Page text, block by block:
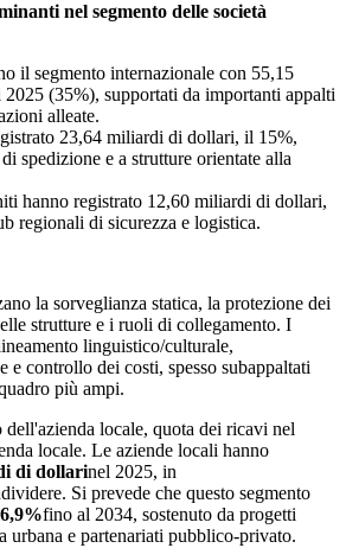
nel segmento delle società
il segmento internazionale con 55,15
(35%), supportati da importanti appalti
alleate.
23,64 miliardi di dollari, il 15%,
spedizione e a strutture orientate alla
hanno registrato 12,60 miliardi di dollari,
regionali di sicurezza e logistica.
la sorveglianza statica, la protezione dei
strutture e i ruoli di collegamento. I
linguistico/culturale,
e controllo dei costi, spesso subappaltati
più ampi.
locale, quota dei ricavi nel
locale. Le aziende locali hanno
di dollarinel 2025, in
Si prevede che questo segmento
6,9%fino al 2034, sostenuto da progetti
urbana e partenariati pubblico-privato.